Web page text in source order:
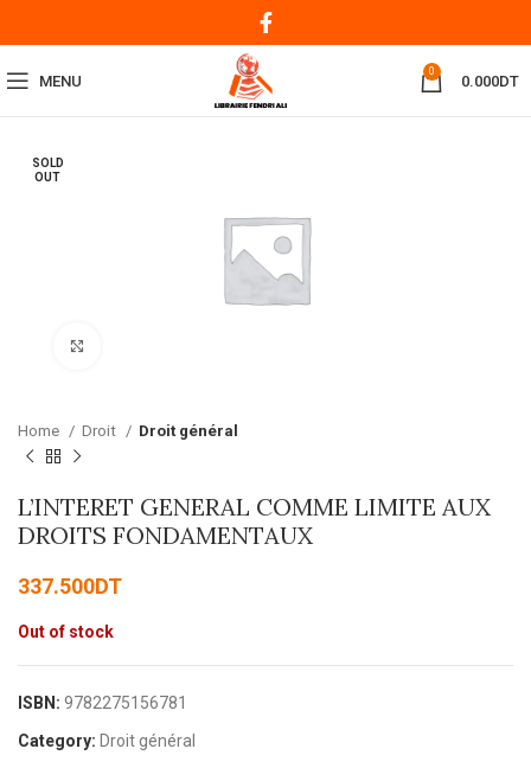
MENU
0
0.000DT
SOLD
OUT
Home Droit Droit général
L’INTERET GENERAL COMME LIMITE AUX
DROITS FONDAMENTAUX
337.500DT
Out of stock
ISBN: 9782275156781
Category: Droit général